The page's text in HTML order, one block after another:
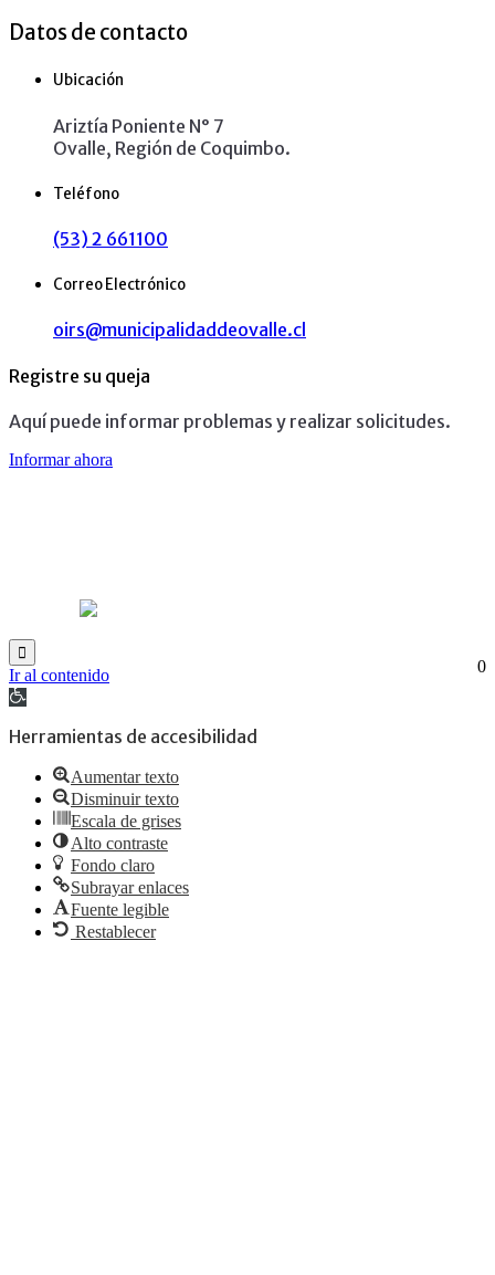
Datos de contacto
Ubicación
Ariztía Poniente N° 7
Ovalle, Región de Coquimbo.
Teléfono
(53) 2 661100
Correo Electrónico
oirs@municipalidaddeovalle.cl
Registre su queja
Aquí puede informar problemas y realizar solicitudes.
Informar ahora
0
Ir al contenido
Abrir
de
Herramientas de accesibilidad
Aumentar texto
Disminuir texto
Escala de grises
Alto contraste
Fondo claro
Subrayar enlaces
Fuente legible
Restablecer